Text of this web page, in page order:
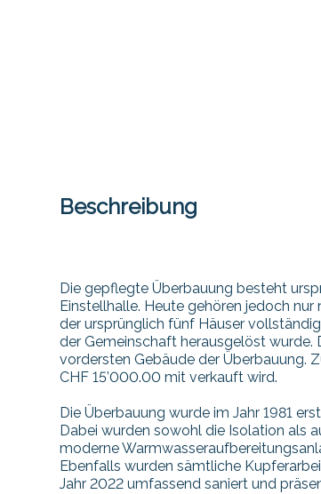
Beschreibung
Die gepflegte Überbauung besteht
Einstellhalle. Heute gehören jedoch
der ursprünglich fünf Häuser
der Gemeinschaft herausgelöst wurde.
vordersten Gebäude der Überbauung.
CHF 15’000.00 mit verkauft wird.
Die Überbauung wurde im Jahr 1981
Dabei wurden sowohl die Isolation als
moderne
Ebenfalls wurden sämtliche
Jahr 2022 umfassend saniert und